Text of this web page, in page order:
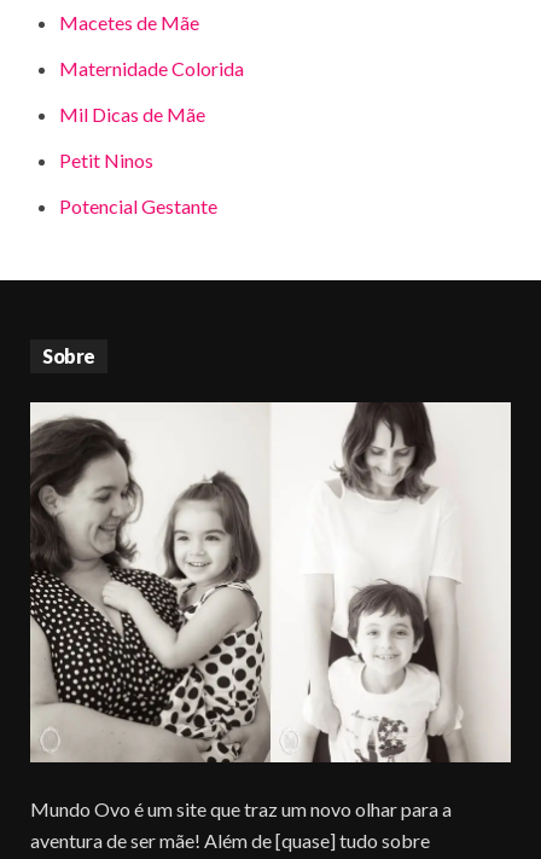
Macetes de Mãe
Maternidade Colorida
Mil Dicas de Mãe
Petit Ninos
Potencial Gestante
Sobre
Mundo Ovo é um site que traz um novo olhar para a
aventura de ser mãe! Além de [quase] tudo sobre